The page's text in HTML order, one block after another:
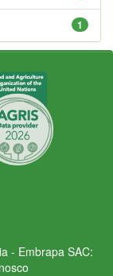
1
- Embrapa SAC: